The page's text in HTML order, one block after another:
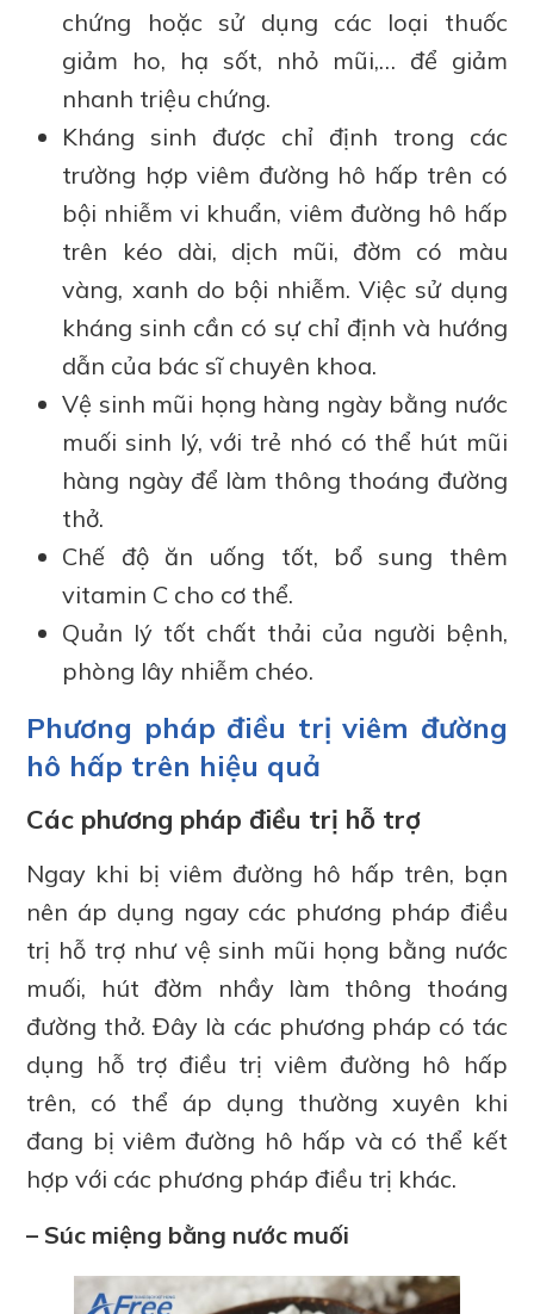
chứng hoặc sử dụng các loại thuốc
giảm ho, hạ sốt, nhỏ mũi,… để giảm
nhanh triệu chứng.
Kháng sinh được chỉ định trong các
trường hợp viêm đường hô hấp trên có
bội nhiễm vi khuẩn, viêm đường hô hấp
trên kéo dài, dịch mũi, đờm có màu
vàng, xanh do bội nhiễm. Việc sử dụng
kháng sinh cần có sự chỉ định và hướng
dẫn của bác sĩ chuyên khoa.
Vệ sinh mũi họng hàng ngày bằng nước
muối sinh lý, với trẻ nhó có thể hút mũi
hàng ngày để làm thông thoáng đường
thở.
Chế độ ăn uống tốt, bổ sung thêm
vitamin C cho cơ thể.
Quản lý tốt chất thải của người bệnh,
phòng lây nhiễm chéo.
Phương pháp điều trị viêm đường
hô hấp trên hiệu quả
Các phương pháp điều trị hỗ trợ
Ngay khi bị viêm đường hô hấp trên, bạn
nên áp dụng ngay các phương pháp điều
trị hỗ trợ như vệ sinh mũi họng bằng nước
muối, hút đờm nhầy làm thông thoáng
đường thở. Đây là các phương pháp có tác
dụng hỗ trợ điều trị viêm đường hô hấp
trên, có thể áp dụng thường xuyên khi
đang bị viêm đường hô hấp và có thể kết
hợp với các phương pháp điều trị khác.
– Súc miệng bằng nước muối